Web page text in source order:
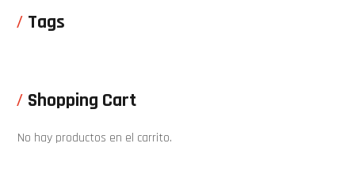
Tags
Shopping Cart
No hay productos en el carrito.